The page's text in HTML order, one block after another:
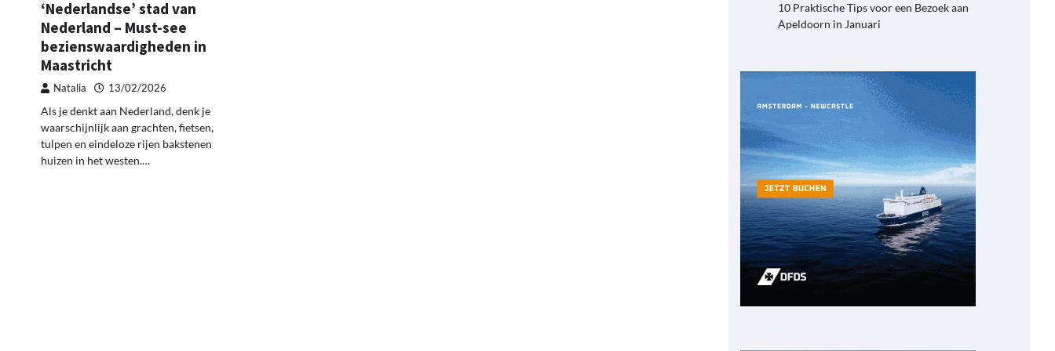
‘Nederlandse’ stad van
Nederland – Must-see
bezienswaardigheden in
Maastricht
Natalia 13/02/2026
Als je denkt aan Nederland, denk je
waarschijnlijk aan grachten, fietsen,
tulpen en eindeloze rijen bakstenen
huizen in het westen.…
10 Praktische Tips voor een Bezoek aan
Apeldoorn in Januari